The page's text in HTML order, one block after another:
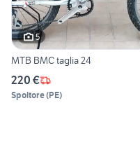
5
MTB BMC taglia 24
220 €
Spoltore(PE)